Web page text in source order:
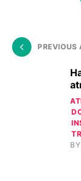
PREVIOUS
BY